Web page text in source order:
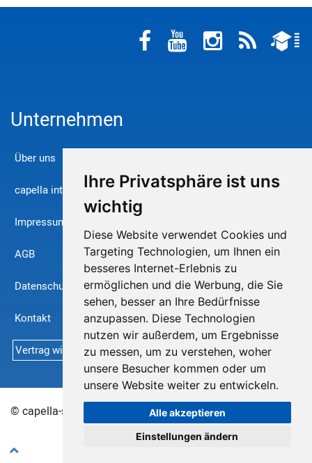
Ihre Privatsphäre ist uns
wichtig
Diese Website verwendet Cookies und
Targeting Technologien, um Ihnen ein
besseres Internet-Erlebnis zu
ermöglichen und die Werbung, die Sie
sehen, besser an Ihre Bedürfnisse
anzupassen. Diese Technologien
nutzen wir außerdem, um Ergebnisse
zu messen, um zu verstehen, woher
unsere Besucher kommen oder um
unsere Website weiter zu entwickeln.
Alle akzeptieren
Einstellungen ändern
Unternehmen
Über uns
capella international
Impressum
AGB
Datenschutz
Kontakt
Vertrag widerrufen
© capella-software AG 2026Sitemap